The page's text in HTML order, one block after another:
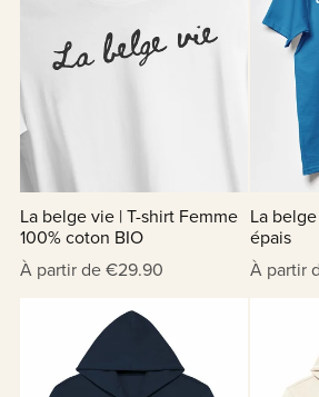
La belge vie | T-shirt Femme
100% coton BIO
À partir de €29.90
La
épais
À partir